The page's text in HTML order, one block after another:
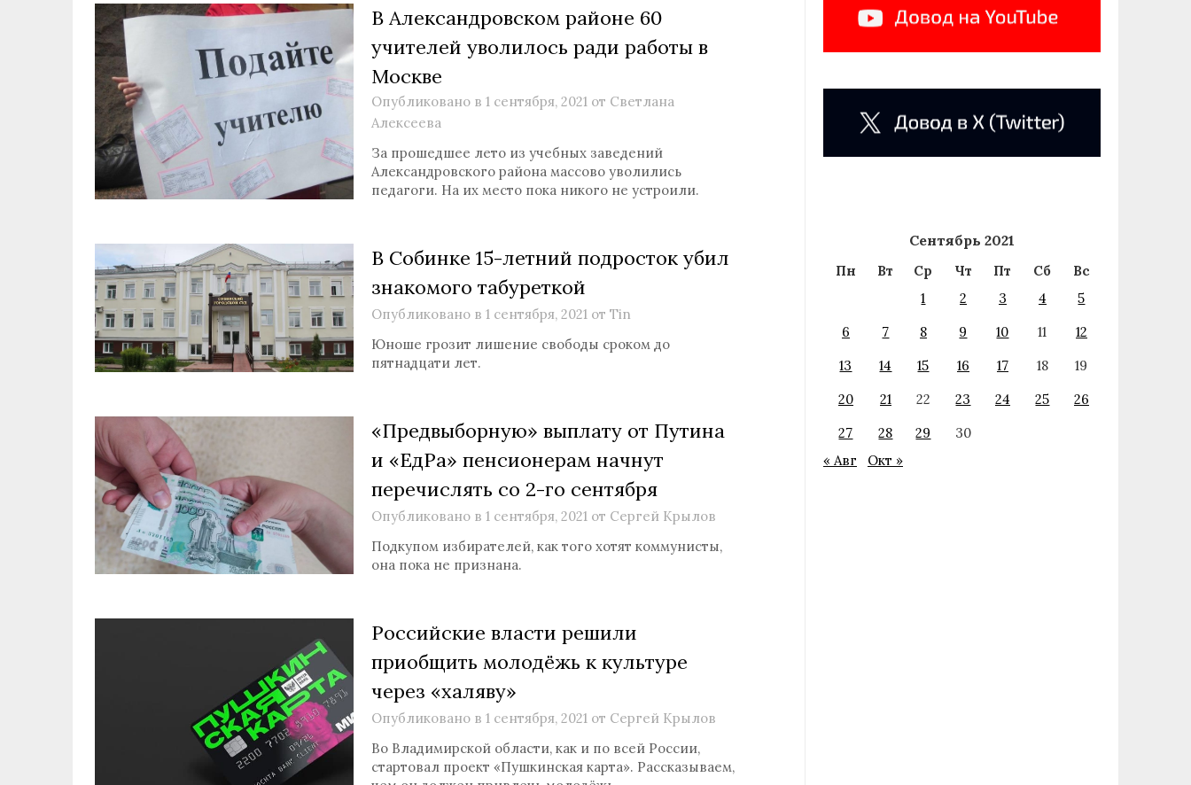
В Александровском районе 60
учителей уволилось ради работы в
Москве
Опубликовано в 1 сентября, 2021 от Светлана
Алексеева
За прошедшее лето из учебных заведений
Александровского района массово уволились
педагоги. На их место пока никого не устроили.
В Собинке 15-летний подросток убил
знакомого табуреткой
Опубликовано в 1 сентября, 2021 от Tin
Юноше грозит лишение свободы сроком до
пятнадцати лет.
«Предвыборную» выплату от Путина
и «ЕдРа» пенсионерам начнут
перечислять со 2-го сентября
Опубликовано в 1 сентября, 2021 от Сергей Крылов
Подкупом избирателей, как того хотят коммунисты,
она пока не признана.
Российские власти решили
приобщить молодёжь к культуре
через «халяву»
Опубликовано в 1 сентября, 2021 от Сергей Крылов
Во Владимирской области, как и по всей России,
стартовал проект «Пушкинская карта». Рассказываем,
Сентябрь 2021
Пн Вт Ср Чт Пт Сб
Вс
1
2 3 4
5
6
7 8 9 10 11
12
13
14 15 16 17 18
19
20
21 22 23 24 25
26
27
28 29
30
« Авг
Окт »